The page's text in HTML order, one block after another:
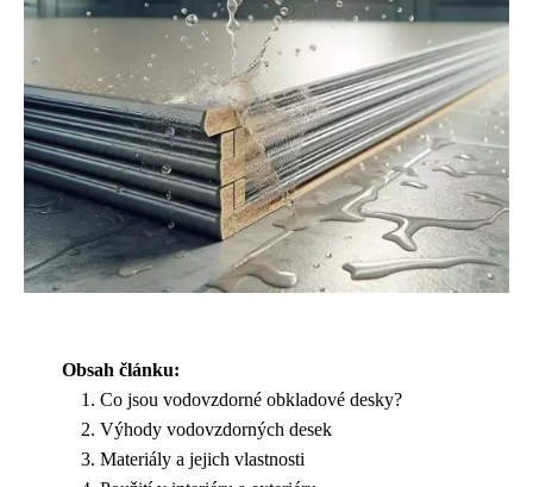
Obsah článku:
Co jsou vodovzdorné obkladové desky?
Výhody vodovzdorných desek
Materiály a jejich vlastnosti